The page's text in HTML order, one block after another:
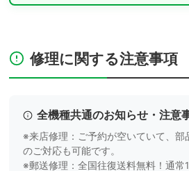
修理に関する注意事項
全機種共通のお知らせ・注意
※来店修理：ご予約が空いていて、部
のご対応も可能です。
※郵送修理：全国往復送料無料！通常